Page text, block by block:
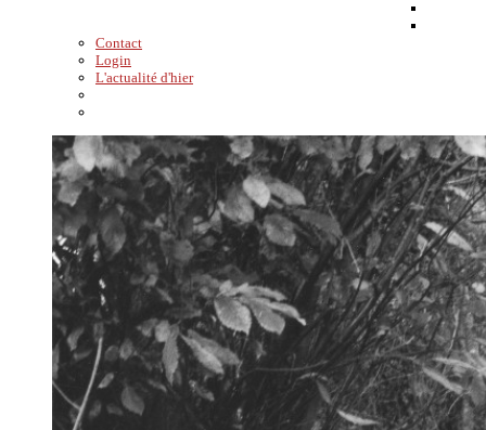
Contact
Login
L'actualité d'hier